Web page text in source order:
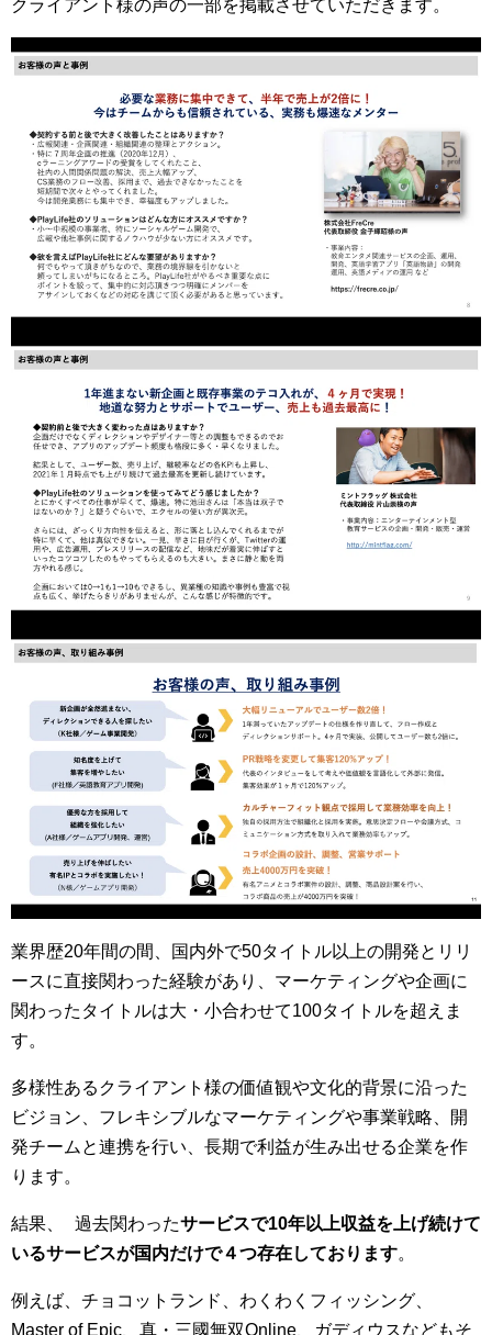
クライアント様の声の一部を掲載させていただきます。
業界歴20年間の間、国内外で50タイトル以上の開発とリリ
ースに直接関わった経験があり、マーケティングや企画に
関わったタイトルは大・小合わせて100タイトルを超えま
す。
多様性あるクライアント様の価値観や文化的背景に沿った
ビジョン、フレキシブルなマーケティングや事業戦略、開
発チームと連携を行い、長期で利益が生み出せる企業を作
ります。
結果、 過去関わったサービスで10年以上収益を上げ続けて
いるサービスが国内だけで４つ存在しております。
例えば、チョコットランド、わくわくフィッシング、
Master of Epic、真・三國無双Online、ガディウスなどもそ